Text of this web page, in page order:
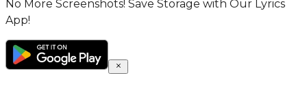
No More Screenshots! Save Storage with Our Lyrics
App!